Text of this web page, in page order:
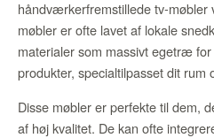
håndværkerfremstillede tv-
møbler er ofte lavet af lokale
materialer som massivt egetræ
produkter, specialtilpasset dit rum
Disse møbler er perfekte til dem,
af høj kvalitet. De kan ofte